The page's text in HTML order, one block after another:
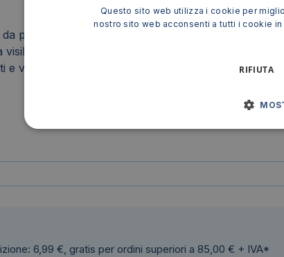
pavimento forma "Impronta" è una soluzione
resistenza e facilità di installazione,
e visitatori. Questa soluzione è ideale per creare
6,99 €, gratis per ordini superiori a 85,00 € + IVA*
Questo sito web utilizza i cookie per
nostro sito web acconsenti a tutti i cookie
RIFIUTA